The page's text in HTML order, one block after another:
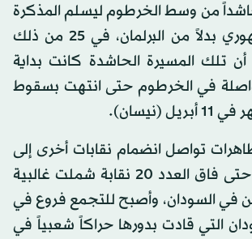
من وسط الخرطوم ليسلم المذكرة
إلى القصر الجمهوري بدلاً من البرلمان، في 25 من ذلك
تلك المسيرة الحاشدة كانت بداية
في الخرطوم حتى انتهت بسقوط
تواصل انضمام نقابات أخرى إلى
تجمع المهنيين حتى فاق العدد 20 نقابة شملت غالبية
في السودان، وأصبح للتجمع فروع في
التي قادت بدورها حراكاً شعبياً في